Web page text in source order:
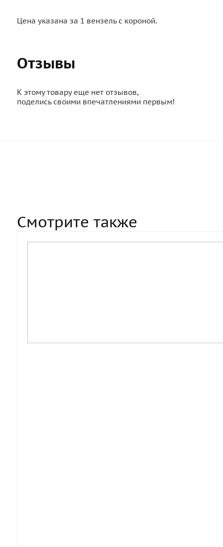
Цена указана за 1 вензель с короной.
Отзывы
К этому товару еще нет отзывов,
поделись своими впечатлениями первым!
Смотрите также